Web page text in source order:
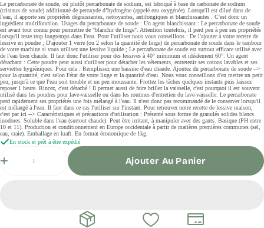
régulier
Le percarbonate de soude, ou plutôt percarbonate de sodium, est fabriqué à base de carbonate de sodium
(cristaux de soude) additionné de peroxyde d’hydrogène (appelé eau oxygénée). Lorsqu'il est dilué dans de
l'eau, il apporte ses propriétés dégraissantes, nettoyantes, antifongiques et blanchissantes . C'est donc un
ingrédient multifonction. Usages du percarbonate de soude : Un agent blanchissant : Le percarbonate de soude
est avant tout connu pour permettre de "blanchir de linge". Attention toutefois, il perd peu à peu ses propriétés
lorsqu'il reste trop longtemps dans l'eau. Pour l'utiliser nous vous conseillons : De l'ajouter à votre recette de
lessive en poudre ; D'ajouter 1 verre (ou 2 selon la quantité de linge) de percarbonate de soude dans le tambour
de votre machine si vous utilisez une lessive liquide ; Le percarbonate de soude est surtout efficace utilisé avec
de l'eau bien chaude. Il faut donc l'utiliser pour des lessives à 40° minimum et idéalement 60°. Un agent
détachant : Cette poudre peut aussi s'utiliser pour détacher les vêtements, entretenir ses cotons lavables et ses
serviettes hygiéniques. Pour cela : Remplissez une bassine d'eau chaude. Ajoutez du percarbonate de soude -->
pour la quantité, c'est selon l'état de votre linge et la quantité d'eau. Nous vous conseillons d'en mettre un petit
peu, jusqu'à ce que l'eau soit trouble et un peu moussante. Frottez les tâches quelques instants puis laissez
reposer 1 heure. Rincez, c'est détaché ! Il permet aussi de faire briller la vaisselle, c'est pourquoi il est souvent
utilisé dans les poudres pour lave-vaisselle ou dans les routines d'entretien du lave-vaisselle. Le percarbonate
perd rapidement ses propriétés une fois mélangé à l'eau. Il n'est donc pas recommandé de le conserver lorsqu'il
est mélangé à l'eau. Il faut dans ce cas l'utiliser sur l'instant. Pour retrouver notre recette de lessive maison,
c'est par ici --> Caractéristiques et précautions d'utilisation : Présenté sous forme de granulés solides blancs
inodores. Soluble dans l'eau (surtout chaude). Peut être irritant, à manipuler avec des gants. Basique (PH entre
10 et 11). Production et conditionnement en Europe occidentale à partir de matières premières communes (sel,
eau, craie). Emballage en kraft. En format économique de 1kg.
En stock et prêt à être expédié
Ajouter Au Panier